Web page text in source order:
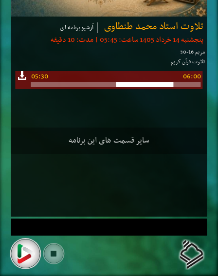
تلاوت استاد محمد طنطاوی آرشیو برنامه ای
پنجشنبه 14 خرداد 1405 ساعت: 05:45 | مدت: 10 دقیقه
مریم 16-30
تلاوت قرآن كریم
05:30 06:00
سایر قسمت های این برنامه